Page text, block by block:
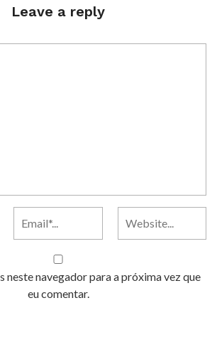
Leave a reply
neste navegador para a próxima vez que
eu comentar.